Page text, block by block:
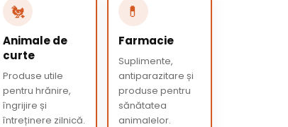
🐔
Animale de
curte
Produse utile
pentru hrănire,
îngrijire și
întreținere zilnică.
💊
Farmacie
Suplimente,
antiparazitare și
produse pentru
sănătatea
animalelor.